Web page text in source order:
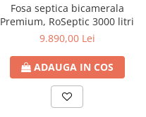
Fosa septica bicamerala
Premium, RoSeptic 3000 litri
9.890,00 Lei
ADAUGA IN COS